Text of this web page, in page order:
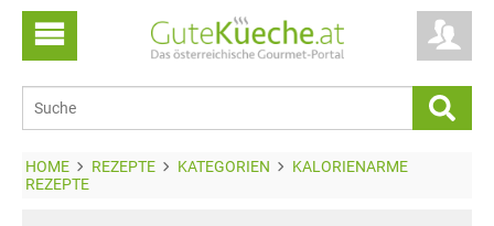
HOME REZEPTE KATEGORIEN
KALORIENARME
REZEPTE